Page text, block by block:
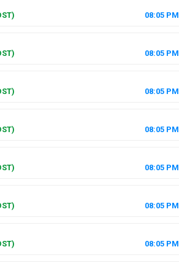
08:05PM
08:05PM
08:05PM
08:05PM
08:05PM
08:05PM
08:05PM